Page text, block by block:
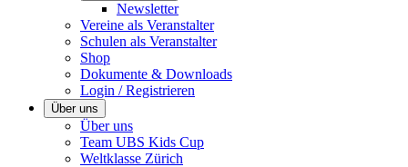
Newsletter
Vereine als Veranstalter
Schulen als Veranstalter
Shop
Dokumente & Downloads
Login / Registrieren
Über uns
Über uns
Team UBS Kids Cup
Weltklasse Zürich